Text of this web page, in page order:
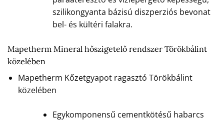
szilikongyanta bázisú diszperziós bevonat
bel- és kültéri falakra.
Mapetherm Mineral hőszigetelő rendszer Törökbálint
közelében
Mapetherm Kőzetgyapot ragasztó Törökbálint
közelében
Egykomponensű cementkötésű habarcs